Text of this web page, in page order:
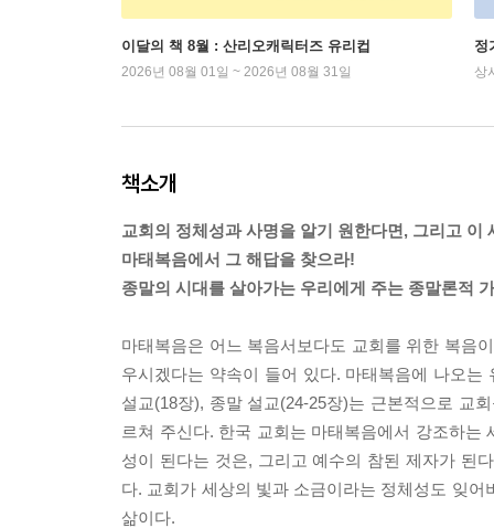
이달의 책 8월 : 산리오캐릭터즈 유리컵
2026년 08월 01일 ~ 2026년 08월 31일
정
상
책소개
교회의 정체성과 사명을 알기 원한다면, 그리고
마태복음에서 그 해답을 찾으라!
종말의 시대를 살아가는 우리에게 주는 종말론적
마태복음은 어느 복음서보다도 교회를 위한 복음
우시겠다는 약속이 들어 있다. 마태복음에 나오
설교(18장), 종말 설교(24-25장)는 근본적으로 교
르쳐 주신다. 한국 교회는 마태복음에서 강조하
성이 된다는 것은, 그리고 예수의 참된 제자가 된
다. 교회가 세상의 빛과 소금이라는 정체성도 잊
삶이다.